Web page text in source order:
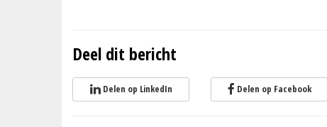
Deel dit bericht
Delen op LinkedIn Delen op Facebook